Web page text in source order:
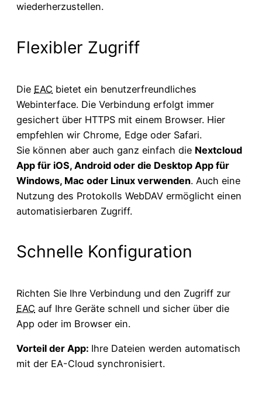
wiederherzustellen.
Flexibler Zugriff
Die EAC bietet ein benutzerfreundliches
Webinterface. Die Verbindung erfolgt immer
gesichert über HTTPS mit einem Browser. Hier
empfehlen wir Chrome, Edge oder Safari.
Sie können aber auch ganz einfach die Nextcloud
App für iOS, Android oder die Desktop App für
Windows, Mac oder Linux verwenden. Auch eine
Nutzung des Protokolls WebDAV ermöglicht einen
automatisierbaren Zugriff.
Schnelle Konfiguration
Richten Sie Ihre Verbindung und den Zugriff zur
EAC auf Ihre Geräte schnell und sicher über die
App oder im Browser ein.
Vorteil der App: Ihre Dateien werden automatisch
mit der EA-Cloud synchronisiert.